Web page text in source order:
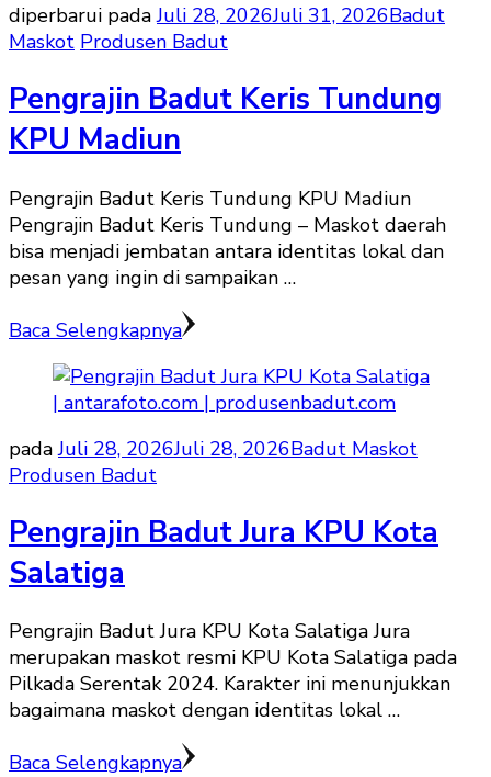
diperbarui padaJuli 28, 2026Juli 31, 2026Badut
Maskot Produsen Badut
Pengrajin Badut Keris Tundung
KPU Madiun
Pengrajin Badut Keris Tundung KPU Madiun
Pengrajin Badut Keris Tundung – Maskot daerah
bisa menjadi jembatan antara identitas lokal dan
pesan yang ingin di sampaikan …
Baca Selengkapnya
padaJuli 28, 2026Juli 28, 2026Badut Maskot
Produsen Badut
Pengrajin Badut Jura KPU Kota
Salatiga
Pengrajin Badut Jura KPU Kota Salatiga Jura
merupakan maskot resmi KPU Kota Salatiga pada
Pilkada Serentak 2024. Karakter ini menunjukkan
bagaimana maskot dengan identitas lokal …
Baca Selengkapnya